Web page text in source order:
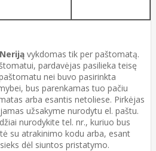
vykdomas tik per paštomatą.
pardavėjas pasilieka teisę
nei buvo pasirinkta
bus parenkamas tuo pačiu
arba esantis netoliese. Pirkėjas
užsakyme nurodytu el. paštu.
nurodykite tel. nr., kuriuo bus
su atrakinimo kodu arba, esant
dėl siuntos pristatymo.